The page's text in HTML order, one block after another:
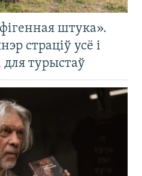
штука».
страціў усё і
для турыстаў